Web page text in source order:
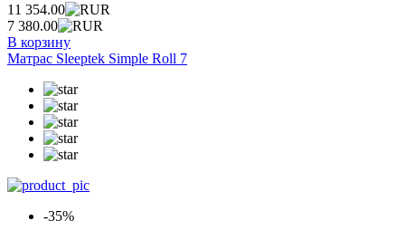
11 354.00
7 380.00
В корзину
Матрас Sleeptek Simple Roll 7
-35%